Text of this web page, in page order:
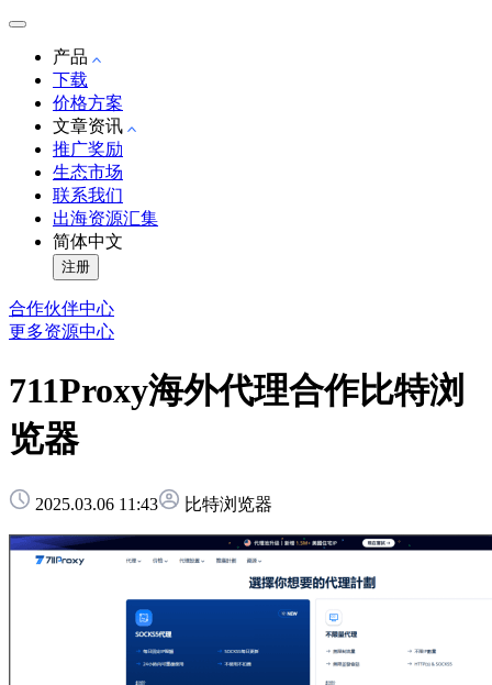
产品
下载
价格方案
文章资讯
推广奖励
生态市场
联系我们
出海资源汇集
简体中文
注册
合作伙伴中心
更多资源中心
711Proxy海外代理合作比特浏
览器
2025.03.06 11:43 比特浏览器